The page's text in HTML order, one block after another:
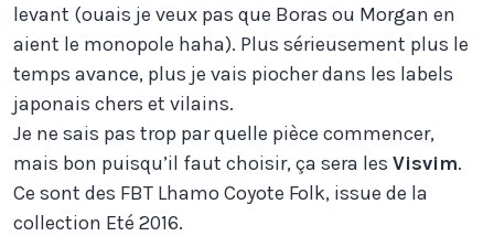
levant (ouais je veux pas que Boras ou Morgan en
aient le monopole haha). Plus sérieusement plus le
temps avance, plus je vais piocher dans les labels
japonais chers et vilains.
Je ne sais pas trop par quelle pièce commencer,
mais bon puisqu’il faut choisir, ça sera les Visvim.
Ce sont des FBT Lhamo Coyote Folk, issue de la
collection Eté 2016.